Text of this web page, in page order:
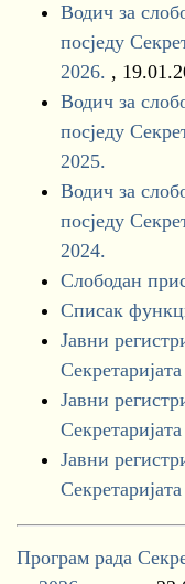
Водич за
посједу
2026. ,
Водич за
посједу
2025.
Водич за
посједу
2024.
Слободан
Списак
Јавни
Јавни
Јавни
Програм рада